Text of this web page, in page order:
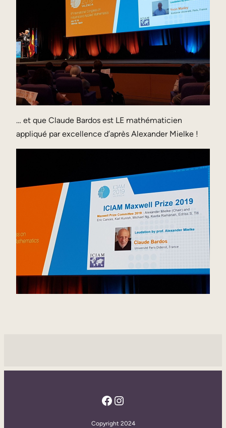
… et que Claude Bardos est LE mathématicien
appliqué par excellence d’après Alexander Mielke !
Facebook
Instagram
Copyright 2024